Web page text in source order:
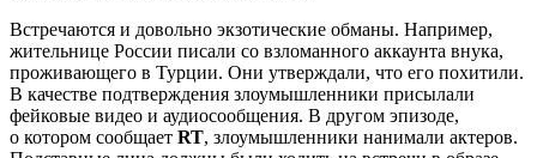
Встречаются и довольно экзотические обманы. Например,
жительнице России писали со взломанного аккаунта внука,
проживающего в Турции. Они утверждали, что его похитили.
В качестве подтверждения злоумышленники присылали
фейковые видео и аудиосообщения. В другом эпизоде,
о котором сообщает RT, злоумышленники нанимали актеров.